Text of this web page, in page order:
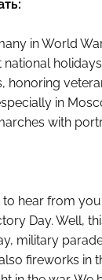
in World
holidays
honoring
in
with
to hear from you.
Day. Well,
military
fireworks